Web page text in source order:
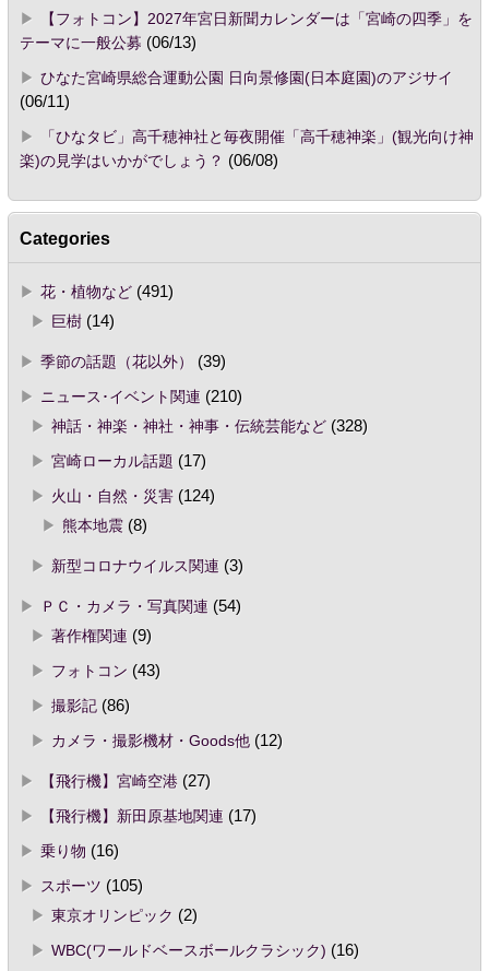
【フォトコン】2027年宮日新聞カレンダーは「宮崎の四季」を
テーマに一般公募 (06/13)
ひなた宮崎県総合運動公園 日向景修園(日本庭園)のアジサイ
(06/11)
「ひなタビ」高千穂神社と毎夜開催「高千穂神楽」(観光向け神
楽)の見学はいかがでしょう？ (06/08)
Categories
花・植物など(491)
巨樹(14)
季節の話題（花以外）
(39)
ニュース･イベント関連 (210)
神話・神楽・神社・神事・伝統芸能など(328)
宮崎ローカル話題 (17)
火山・自然・災害(124)
熊本地震(8)
新型コロナウイルス関連 (3)
ＰＣ・カメラ・写真関連 (54)
著作権関連 (9)
フォトコン (43)
撮影記(86)
カメラ・撮影機材・Goods他(12)
【飛行機】宮崎空港(27)
【飛行機】新田原基地関連 (17)
乗り物 (16)
スポーツ (105)
東京オリンピック (2)
WBC(ワールドベースボールクラシック) (16)